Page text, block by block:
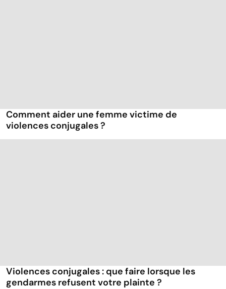
Comment aider une femme victime de
violences conjugales ?
Violences conjugales : que faire lorsque les
gendarmes refusent votre plainte ?